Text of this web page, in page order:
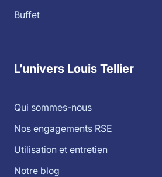
Buffet
L’univers Louis Tellier
Qui sommes-nous
Nos engagements RSE
Utilisation et entretien
Notre blog